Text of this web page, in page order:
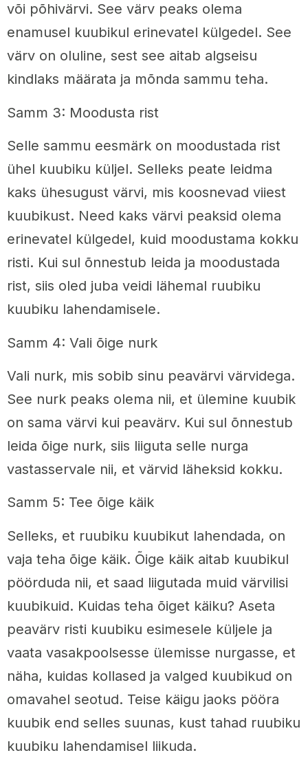
või põhivärvi. See värv peaks olema
enamusel kuubikul erinevatel külgedel. See
värv on oluline, sest see aitab algseisu
kindlaks määrata ja mõnda sammu teha.
Samm 3: Moodusta rist
Selle sammu eesmärk on moodustada rist
ühel kuubiku küljel. Selleks peate leidma
kaks ühesugust värvi, mis koosnevad viiest
kuubikust. Need kaks värvi peaksid olema
erinevatel külgedel, kuid moodustama kokku
risti. Kui sul õnnestub leida ja moodustada
rist, siis oled juba veidi lähemal ruubiku
kuubiku lahendamisele.
Samm 4: Vali õige nurk
Vali nurk, mis sobib sinu peavärvi värvidega.
See nurk peaks olema nii, et ülemine kuubik
on sama värvi kui peavärv. Kui sul õnnestub
leida õige nurk, siis liiguta selle nurga
vastasservale nii, et värvid läheksid kokku.
Samm 5: Tee õige käik
Selleks, et ruubiku kuubikut lahendada, on
vaja teha õige käik. Õige käik aitab kuubikul
pöörduda nii, et saad liigutada muid värvilisi
kuubikuid. Kuidas teha õiget käiku? Aseta
peavärv risti kuubiku esimesele küljele ja
vaata vasakpoolsesse ülemisse nurgasse, et
näha, kuidas kollased ja valged kuubikud on
omavahel seotud. Teise käigu jaoks pööra
kuubik end selles suunas, kust tahad ruubiku
kuubiku lahendamisel liikuda.